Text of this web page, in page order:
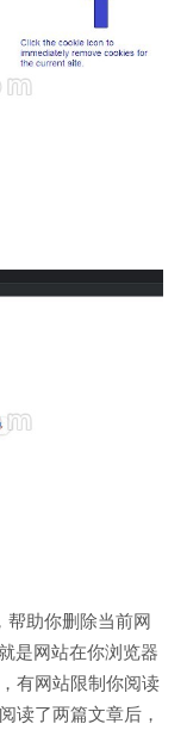
帮助你删除当前网
是网站在你浏览器
有网站限制你阅读
读了两篇文章后，